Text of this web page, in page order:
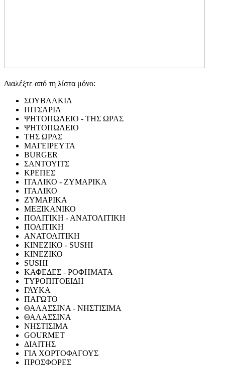
Διαλέξτε από τη λίστα μόνο:
ΣΟΥΒΛΑΚΙΑ
ΠΙΤΣΑΡΙΑ
ΨΗΤΟΠΩΛΕΙΟ - ΤΗΣ ΩΡΑΣ
ΨΗΤΟΠΩΛΕΙΟ
ΤΗΣ ΩΡΑΣ
ΜΑΓΕΙΡΕΥΤΑ
BURGER
ΣΑΝΤΟΥΙΤΣ
ΚΡΕΠΕΣ
ΙΤΑΛΙΚΟ - ΖΥΜΑΡΙΚΑ
ΙΤΑΛΙΚΟ
ΖΥΜΑΡΙΚΑ
ΜΕΞΙΚΑΝΙΚΟ
ΠΟΛΙΤΙΚΗ - ΑΝΑΤΟΛΙΤΙΚΗ
ΠΟΛΙΤΙΚΗ
ΑΝΑΤΟΛΙΤΙΚΗ
ΚΙΝΕΖΙΚΟ - SUSHI
ΚΙΝΕΖΙΚΟ
SUSHI
ΚΑΦΕΔΕΣ - ΡΟΦΗΜΑΤΑ
ΤΥΡΟΠΙΤΟΕΙΔΗ
ΓΛΥΚΑ
ΠΑΓΩΤΟ
ΘΑΛΑΣΣΙΝΑ - ΝΗΣΤΙΣΙΜΑ
ΘΑΛΑΣΣΙΝΑ
ΝΗΣΤΙΣΙΜΑ
GOURMET
ΔΙΑΙΤΗΣ
ΓΙΑ ΧΟΡΤΟΦΑΓΟΥΣ
ΠΡΟΣΦΟΡΕΣ